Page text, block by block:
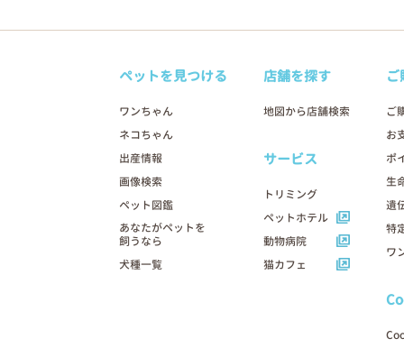
ペットを見つける
ワンちゃん
ネコちゃん
出産情報
画像検索
ペット図鑑
あなたがペットを
飼うなら
犬種一覧
店舗を探す
地図から店舗検索
サービス
トリミング
ペットホテル
動物病院
猫カフェ
ご
お
ポ
生
遺
特
ワ